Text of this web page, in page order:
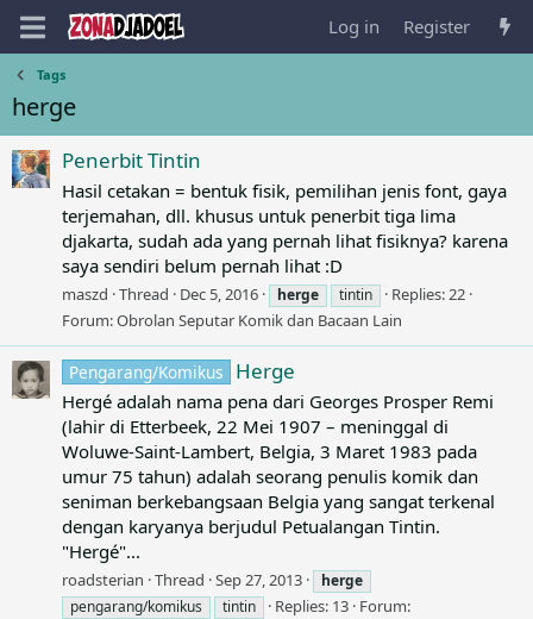
Log in Register
Tags
herge
Penerbit Tintin
Hasil cetakan = bentuk fisik, pemilihan jenis font, gaya
terjemahan, dll. khusus untuk penerbit tiga lima
djakarta, sudah ada yang pernah lihat fisiknya? karena
saya sendiri belum pernah lihat :D
maszd Thread Dec 5, 2016 herge tintin
Replies: 22
Forum:Obrolan Seputar Komik dan Bacaan Lain
Pengarang/Komikus Herge
Hergé adalah nama pena dari Georges Prosper Remi
(lahir di Etterbeek, 22 Mei 1907 – meninggal di
Woluwe-Saint-Lambert, Belgia, 3 Maret 1983 pada
umur 75 tahun) adalah seorang penulis komik dan
seniman berkebangsaan Belgia yang sangat terkenal
dengan karyanya berjudul Petualangan Tintin.
"Hergé"...
roadsterian Thread Sep 27, 2013
herge
pengarang/komikus
tintin Replies: 13 Forum: